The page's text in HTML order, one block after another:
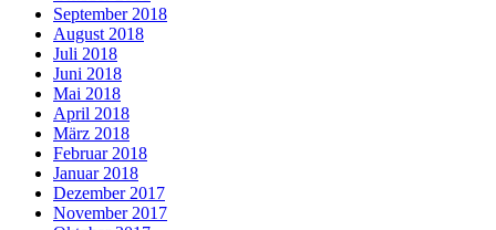
September 2018
August 2018
Juli 2018
Juni 2018
Mai 2018
April 2018
März 2018
Februar 2018
Januar 2018
Dezember 2017
November 2017